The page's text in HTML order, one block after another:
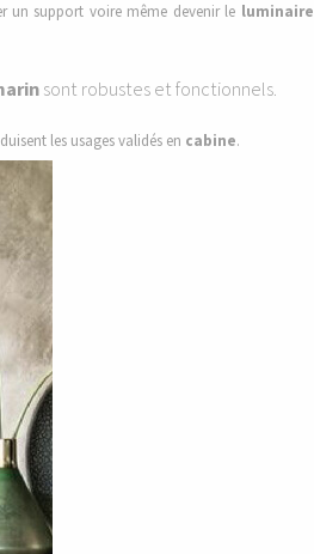
un support voire même devenir le luminaire
sont robustes et fonctionnels.
les usages validés en cabine.